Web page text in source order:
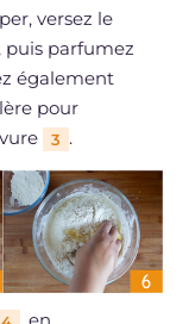
versez le
, puis parfumez
également
pour
3 .